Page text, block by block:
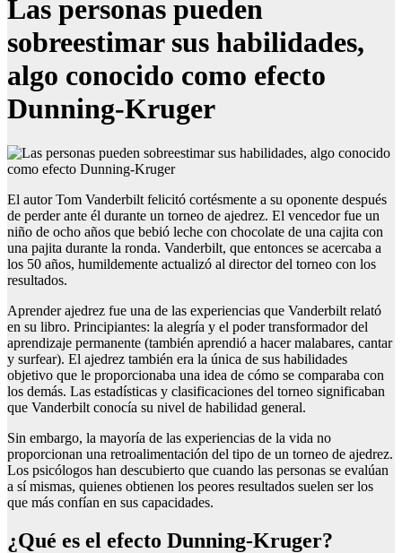
Las personas pueden
sobreestimar sus habilidades,
algo conocido como efecto
Dunning-Kruger
El autor Tom Vanderbilt felicitó cortésmente a su oponente después
de perder ante él durante un torneo de ajedrez. El vencedor fue un
niño de ocho años que bebió leche con chocolate de una cajita con
una pajita durante la ronda. Vanderbilt, que entonces se acercaba a
los 50 años, humildemente actualizó al director del torneo con los
resultados.
Aprender ajedrez fue una de las experiencias que Vanderbilt relató
en su libro. Principiantes: la alegría y el poder transformador del
aprendizaje permanente (también aprendió a hacer malabares, cantar
y surfear). El ajedrez también era la única de sus habilidades
objetivo que le proporcionaba una idea de cómo se comparaba con
los demás. Las estadísticas y clasificaciones del torneo significaban
que Vanderbilt conocía su nivel de habilidad general.
Sin embargo, la mayoría de las experiencias de la vida no
proporcionan una retroalimentación del tipo de un torneo de ajedrez.
Los psicólogos han descubierto que cuando las personas se evalúan
a sí mismas, quienes obtienen los peores resultados suelen ser los
que más confían en sus capacidades.
¿Qué es el efecto Dunning-Kruger?